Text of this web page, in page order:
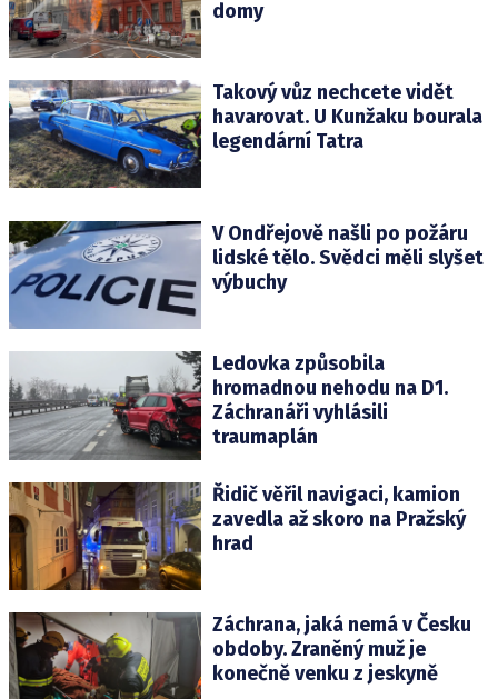
domy
Takový vůz nechcete vidět
havarovat. U Kunžaku bourala
legendární Tatra
V Ondřejově našli po požáru
lidské tělo. Svědci měli slyšet
výbuchy
Ledovka způsobila
hromadnou nehodu na D1.
Záchranáři vyhlásili
traumaplán
Řidič věřil navigaci, kamion
zavedla až skoro na Pražský
hrad
Záchrana, jaká nemá v Česku
obdoby. Zraněný muž je
konečně venku z jeskyně